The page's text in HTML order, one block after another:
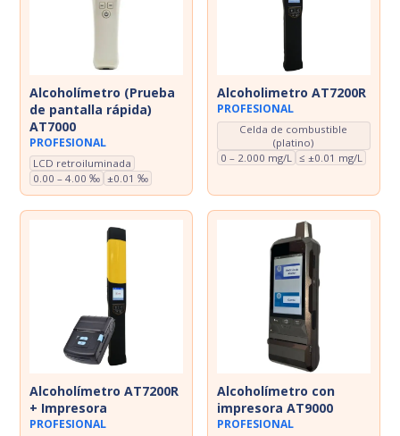
Calibradores
Vibrómetros
Termohigrómetros
Alcoholímetro (Prueba
de pantalla rápida)
AT7000
PROFESIONAL
LCD retroiluminada
0.00 – 4.00 ‰ ±0.01 ‰
Alcoholimetro AT7200R
PROFESIONAL
Celda de combustible
(platino)
0 – 2.000 mg/L
≤ ±0.01 mg/L
Alcoholímetro AT7200R
+ Impresora
PROFESIONAL
Alcoholímetro con
impresora AT9000
PROFESIONAL